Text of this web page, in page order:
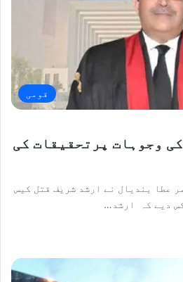
قومی
وجوہات پرتحقیقات کی
عطا بندیال نے ارشد شریف قتل کیس
دیے کہ ارشد…